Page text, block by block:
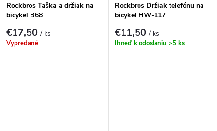
Rockbros Taška a držiak na
bicykel B68
€17,50/ ks
Vypredané
Rockbros Držiak telefónu na
bicykel HW-117
€11,50/ ks
Ihneď k odoslaniu >5 ks